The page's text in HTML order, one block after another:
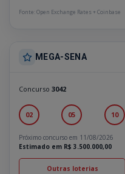
Fonte: Open Exchange Rates + Coinbase
MEGA-SENA
Concurso 3042
02 05 10
Próximo concurso em 11/08/2026
Estimado em R$ 3.500.000,00
Outras loterias